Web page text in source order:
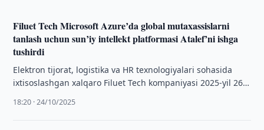
Filuet Tech Microsoft Azure’da global mutaxassislarni
tanlash uchun sun’iy intellekt platformasi Atalef’ni ishga
tushirdi
Elektron tijorat, logistika va HR texnologiyalari sohasida
ixtisoslashgan xalqaro Filuet Tech kompaniyasi 2025-yil 26-
platformasini …
18:20 · 24/10/2025